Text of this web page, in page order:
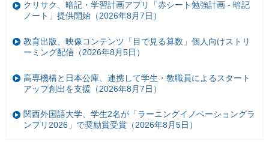
クリサク、暗記・学習計画アプリ「赤シート勉強計画 - 暗記
ノート」提供開始（2026年8月7日）
教育出版、映像コンテンツ「目で見る算数」個人向けストリ
ーミング配信（2026年8月5日）
高専機構と日本公庫、連携して学生・教職員によるスタート
アップ創出を支援（2026年8月7日）
関西外国語大学、学生2名が「ラーニングイノベーショングラ
ンプリ2026」で奨励賞受賞（2026年8月5日）